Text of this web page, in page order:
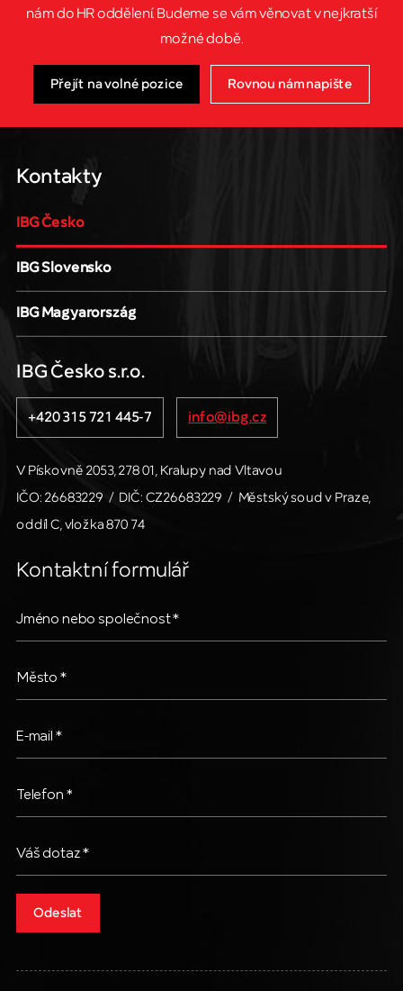
nám do HR oddělení. Budeme se vám věnovat v nejkratší
možné době.
Přejít na volné pozice Rovnou nám napište
Kontakty
IBG Česko
IBG Slovensko
IBG Magyarország
IBG Česko s.r.o.
+420 315 721 445-7 info@ibg.cz
V Pískovně 2053, 278 01, Kralupy nad Vltavou
IČO: 26683229 / DIČ: CZ26683229 / Městský soud v Praze,
oddíl C, vložka 870 74
Kontaktní formulář
Jméno nebo společnost*
Město *
E-mail *
Telefon *
Váš dotaz*
Odeslat